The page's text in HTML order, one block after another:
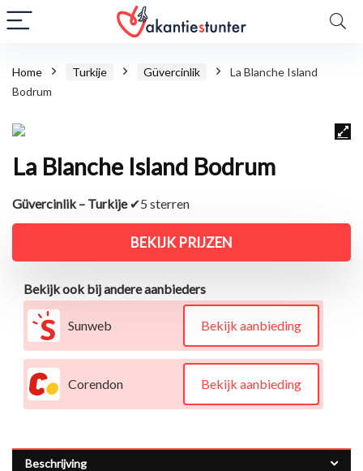
Home Turkije Güvercinlik
La Blanche Island
Bodrum
La Blanche Island Bodrum
Güvercinlik – Turkije✔5 sterren
BEKIJK PRIJZEN
Bekijk ook bij andere aanbieders
Sunweb Bekijk aanbieding
Corendon Bekijk aanbieding
Beschrijving